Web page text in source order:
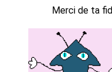
Merci de ta